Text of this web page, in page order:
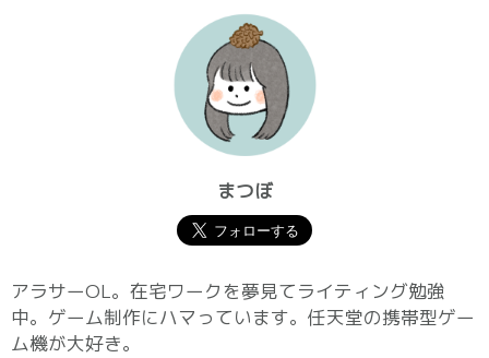
まつぼ
アラサーOL。在宅ワークを夢見てライティング勉強
中。ゲーム制作にハマっています。任天堂の携帯型ゲー
ム機が大好き。